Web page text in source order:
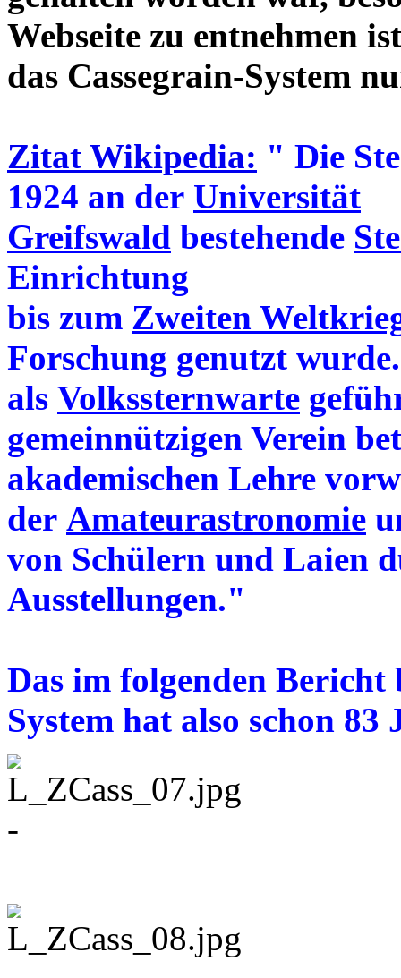
Webseite zu entnehmen
das Cassegrain-System
Zitat Wikipedia: " Die
1924 an der Universität
Greifswald bestehende
Einrichtung
bis zum Zweiten
Forschung genutzt
als Volkssternwarte
gemeinnützigen Verein
akademischen Lehre
der Amateurastronomie
von Schülern und Laien
Ausstellungen."
Das im folgenden Bericht
System hat also schon
-